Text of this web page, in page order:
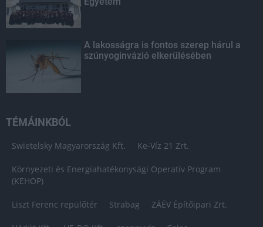
A lakosságra is fontos szerep hárul a
szúnyoginvázió elkerülésében
TÉMÁINKBÓL
Swietelsky Magyarország Kft. Ke-Víz 21 Zrt.
Környezeti és Energiahatékonysági Operatív Program
(KEHOP)
Liszt Ferenc repülőtér Strabag ZÁÉV Építőipari Zrt.